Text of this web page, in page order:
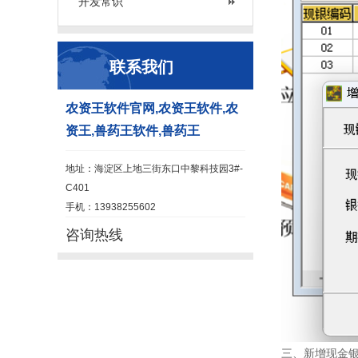
联系我们
农资王软件官网,农资王软件,农
资王,兽药王软件,兽药王
地址：海淀区上地三街东口中黎科技园3#-
C401
手机：13938255602
咨询热线
三、新增现金